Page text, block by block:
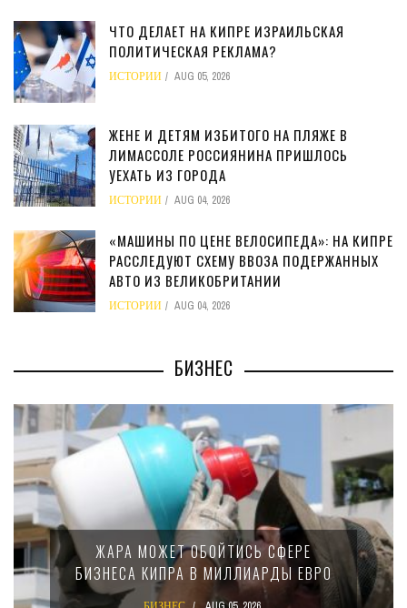
ЧТО ДЕЛАЕТ НА КИПРЕ ИЗРАИЛЬСКАЯ
ПОЛИТИЧЕСКАЯ РЕКЛАМА?
ИСТОРИИ AUG 05, 2026
ЖЕНЕ И ДЕТЯМ ИЗБИТОГО НА ПЛЯЖЕ В
ЛИМАССОЛЕ РОССИЯНИНА ПРИШЛОСЬ
УЕХАТЬ ИЗ ГОРОДА
ИСТОРИИ AUG 04, 2026
«МАШИНЫ ПО ЦЕНЕ ВЕЛОСИПЕДА»: НА КИПРЕ
РАССЛЕДУЮТ СХЕМУ ВВОЗА ПОДЕРЖАННЫХ
АВТО ИЗ ВЕЛИКОБРИТАНИИ
ИСТОРИИ AUG 04, 2026
БИЗНЕС
СФЕРЕ
ЕВРО
МИНФИН КИПРА ПЕРЕПИСАЛ
15-ПРОЦЕНТНОМ НАЛОГЕ
КРУПНЫХ
КОМПАНИЙ